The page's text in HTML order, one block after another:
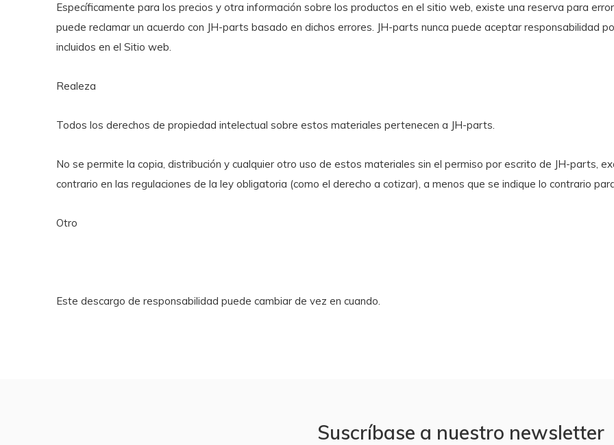
Específicamente para los precios y otra información sobre los productos en el sitio web, existe una reserva para
puede reclamar un acuerdo con JH-parts basado en dichos errores. JH-parts nunca puede aceptar responsabilidad
incluidos en el Sitio web.
Realeza
Todos los derechos de propiedad intelectual sobre estos materiales pertenecen a JH-parts.
No se permite la copia, distribución y cualquier otro uso de estos materiales sin el permiso por escrito de JH-parts,
contrario en las regulaciones de la ley obligatoria (como el derecho a cotizar), a menos que se indique lo contrario
Otro
Este descargo de responsabilidad puede cambiar de vez en cuando.
Suscríbase a nuestro newsletter